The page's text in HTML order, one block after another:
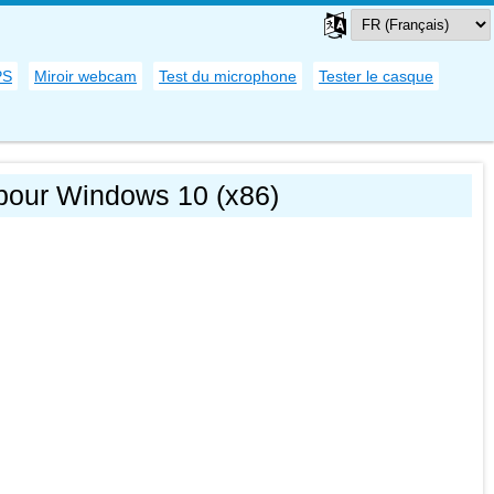
Miroir webcam Test du microphone Tester le casque
Windows 10 (x86)